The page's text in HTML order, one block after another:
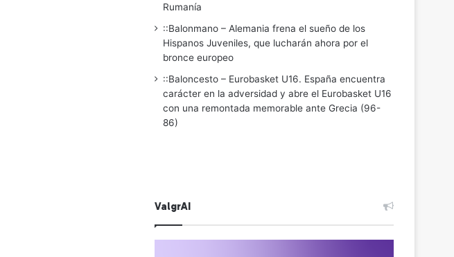
Rumanía
::Balonmano – Alemania frena el sueño de los
Hispanos Juveniles, que lucharán ahora por el
bronce europeo
::Baloncesto – Eurobasket U16. España encuentra
carácter en la adversidad y abre el Eurobasket U16
con una remontada memorable ante Grecia (96-
86)
ValgrAI